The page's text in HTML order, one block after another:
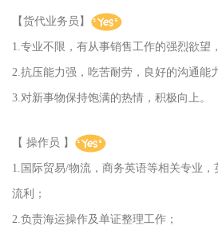
【货代业务员】
1.专业不限，有从事销售工作的强烈欲望
2.抗压能力强，吃苦耐劳，良好的沟通能
3.对新事物保持饱满的热情，积极向上。
【 操作员 】
1.国际贸易/物流，商务英语等相关专业，
流利；
2.负责海运操作及单证整理工作；